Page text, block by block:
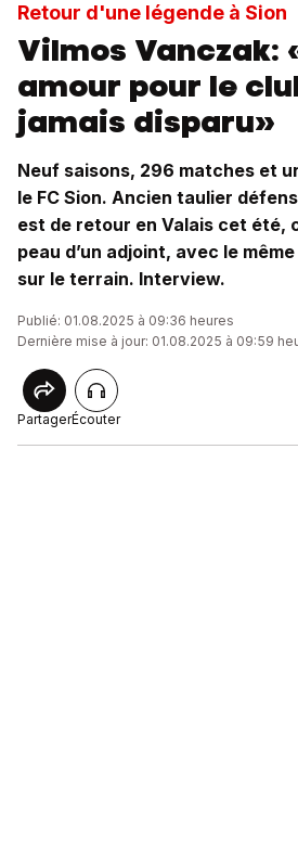
Retour d'une légende à Sion
Vilmos Vanczak:
amour pour le
jamais disparu»
Neuf saisons, 296 matches et
le FC Sion. Ancien taulier
est de retour en Valais cet été,
peau d’un adjoint, avec le
sur le terrain. Interview.
Publié: 01.08.2025 à 09:36 heures
Dernière mise à jour: 01.08.2025 à 09:59
PartagerÉcouter